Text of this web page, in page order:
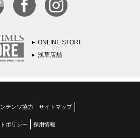
ONLINE STORE
浅草店舗
テンツ協力 サイトマップ
ポリシー 採用情報